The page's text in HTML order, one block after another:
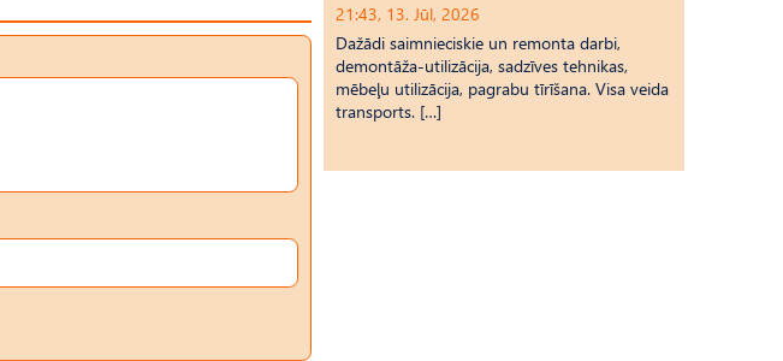
21:43, 13. Jūl, 2026
Dažādi saimnieciskie un remonta darbi,
demontāža-utilizācija, sadzīves tehnikas,
mēbeļu utilizācija, pagrabu tīrīšana. Visa veida
transports. […]